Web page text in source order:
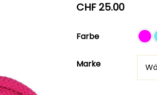
CHF 25.00
Farbe
Marke